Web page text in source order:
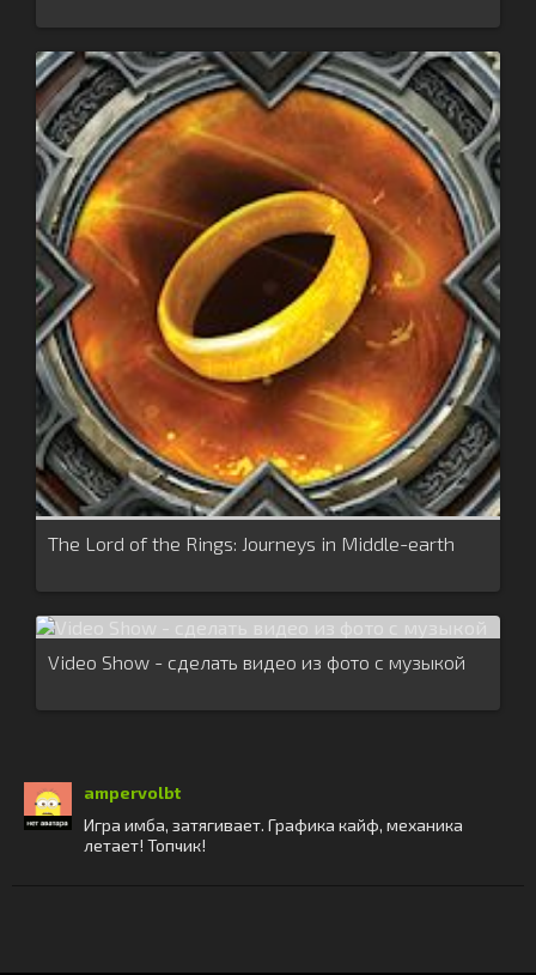
The Lord of the Rings: Journeys in Middle-earth
Video Show - сделать видео из фото с музыкой
ampervolbt
Игра имба, затягивает. Графика кайф, механика
летает! Топчик!